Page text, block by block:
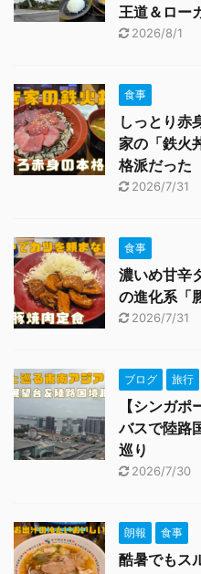
王道＆ロー
2026/8/1
食事
しっとり赤
家の「鉄火
格派だった
2026/7/31
食事
濃いめ甘辛
の進化系「
2026/7/31
ブログ 旅行
【シンガ
バスで陸路
巡り
2026/7/30
朗報 食事
酷暑でもス